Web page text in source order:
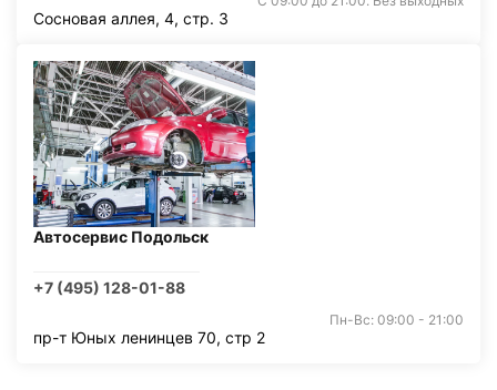
Сосновая аллея, 4, стр. 3
Автосервис Подольск
+7 (495) 128-01-88
Пн-Вс: 09:00 - 21:00
пр-т Юных ленинцев 70, стр 2